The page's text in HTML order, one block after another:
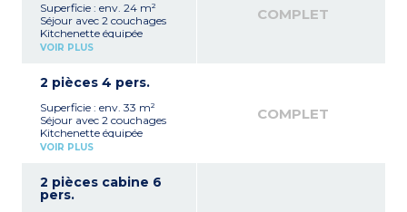
Superficie : env. 24 m²
Séjour avec 2 couchages
Kitchenette équipée
(réfrigérateur, plaque
Salle de bain avec WC
VOIR PLUS
COMPLET
2 pièces 4 pers.
Superficie : env. 33 m²
Séjour avec 2 couchages
Kitchenette équipée
(réfrigérateur, plaque
mixte)
Chambre avec 2
VOIR PLUS
COMPLET
2 pièces cabine 6
pers.